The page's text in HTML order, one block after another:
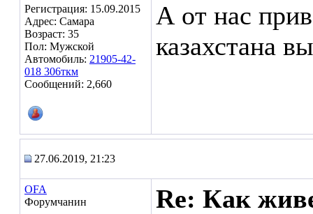
Регистрация: 15.09.2015
Адрес: Самара
Возраст: 35
Пол: Мужской
Автомобиль: 21905-42-
018 306ткм
Сообщений: 2,660
А от нас
казахстана
27.06.2019, 21:23
OFA
Форумчанин
Re: Как